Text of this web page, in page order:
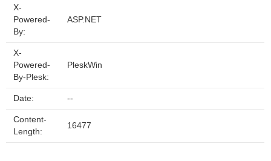
X-
Powered-
By:
ASP.NET
X-
Powered-
By-Plesk:
PleskWin
Date: --
Content-
Length:
16477